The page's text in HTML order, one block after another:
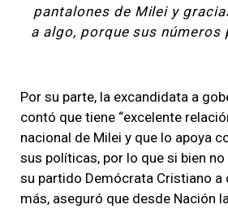
pantalones de Milei y
a algo, porque sus
Por su parte, la excandidata a
contó que tiene “excelente
nacional de Milei y que lo apoya
sus políticas, por lo que si bien
su partido Demócrata Cristiano
más, aseguró que desde Nación